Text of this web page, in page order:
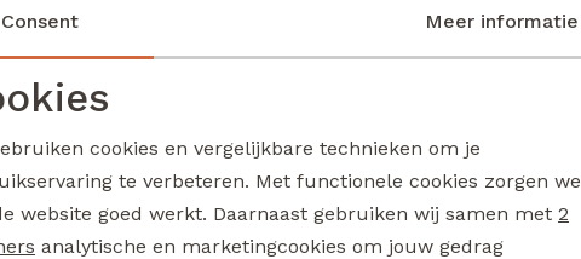
69,99
Stonecast
17,50 34,99
cookies
cookies Marketing cookies
Consent Meer informatie
cookies en vergelijkbare technieken om je
te verbeteren. Met functionele cookies zorgen we
website goed werkt. Daarnaast gebruiken wij samen met 2
analytische en marketingcookies om jouw gedrag